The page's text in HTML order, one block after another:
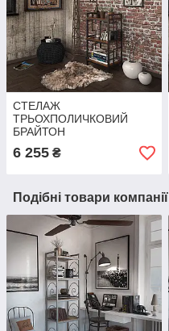
СТЕЛАЖ
ТРЬОХПОЛИЧКОВИЙ
БРАЙТОН
6 255 ₴
Подібні товари компанії